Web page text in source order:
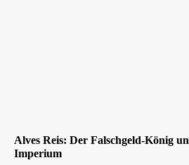
Alves Reis: Der Falschgeld-König
Imperium